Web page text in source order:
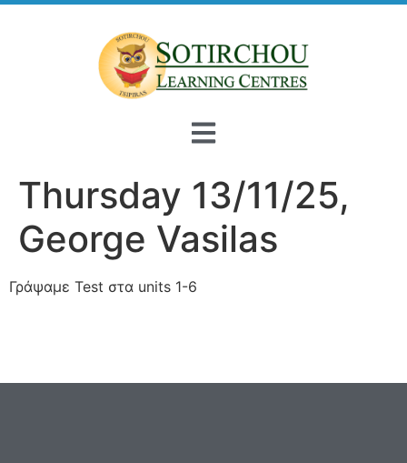
Thursday 13/11/25,
George Vasilas
Γράψαμε Test στα units 1-6